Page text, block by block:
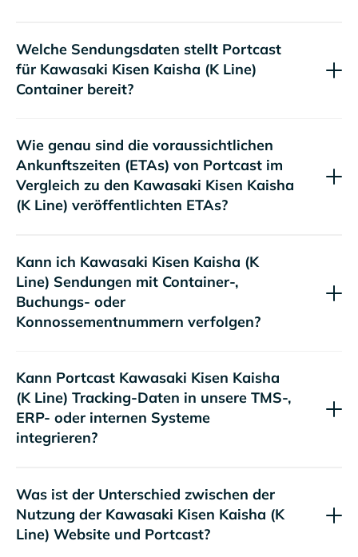
Welche Sendungsdaten stellt Portcast
für
Container bereit?
Wie genau sind die voraussichtlichen
Ankunftszeiten (ETAs) von Portcast im
Vergleich zu den
veröffentlichten ETAs?
Kann ich
Sendungen mit Container-,
Buchungs- oder
Konnossementnummern verfolgen?
Kann Portcast
Tracking-Daten in unsere TMS-,
ERP- oder internen Systeme
integrieren?
Was ist der Unterschied zwischen der
Nutzung der
Website und Portcast?